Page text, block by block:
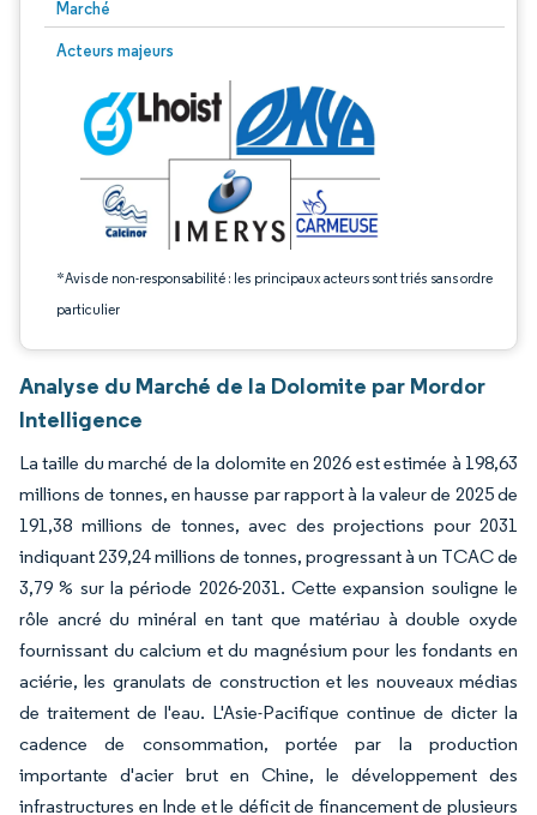
Marché
Acteurs majeurs
*Avis de non-responsabilité : les principaux acteurs sont triés sans ordre
particulier
Image © Mordor Intelligence. La réutilisation nécessite une attribution sous CC
Analyse du Marché de la Dolomite par Mordor
Intelligence
La taille du marché de la dolomite en 2026 est estimée à 198,63
millions de tonnes, en hausse par rapport à la valeur de 2025 de
191,38 millions de tonnes, avec des projections pour 2031
indiquant 239,24 millions de tonnes, progressant à un TCAC de
3,79 % sur la période 2026-2031. Cette expansion souligne le
rôle ancré du minéral en tant que matériau à double oxyde
fournissant du calcium et du magnésium pour les fondants en
aciérie, les granulats de construction et les nouveaux médias
de traitement de l'eau. L'Asie-Pacifique continue de dicter la
cadence de consommation, portée par la production
importante d'acier brut en Chine, le développement des
infrastructures en Inde et le déficit de financement de plusieurs